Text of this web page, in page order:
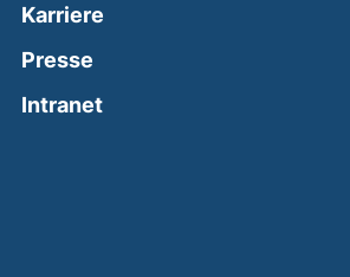
Karriere
Presse
Intranet(external link, opens in